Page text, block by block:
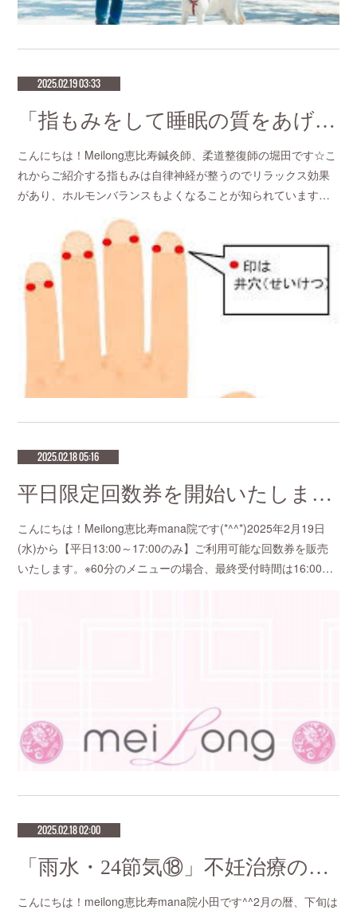
2025.02.19 03:33
「指もみをして睡眠の質をあげよう」不妊治療の成功率が高い鍼灸サロン 恵比寿meilong
こんにちは！Meilong恵比寿鍼灸師、柔道整復師の堀田です☆こ
れからご紹介する指もみは自律神経が整うのでリラックス効果
があり、ホルモンバランスもよくなることが知られています…
2025.02.18 05:16
平日限定回数券を開始いたします！
こんにちは！Meilong恵比寿mana院です(*^^*)2025年2月19日
(水)から【平日13:00～17:00のみ】ご利用可能な回数券を販売
いたします。※60分のメニューの場合、最終受付時間は16:00…
2025.02.18 02:00
「雨水・24節気⑱」不妊治療の成功率が高い鍼灸サロン 恵比寿meilong
こんにちは！meilong恵比寿mana院小田です^^2月の暦、下旬は